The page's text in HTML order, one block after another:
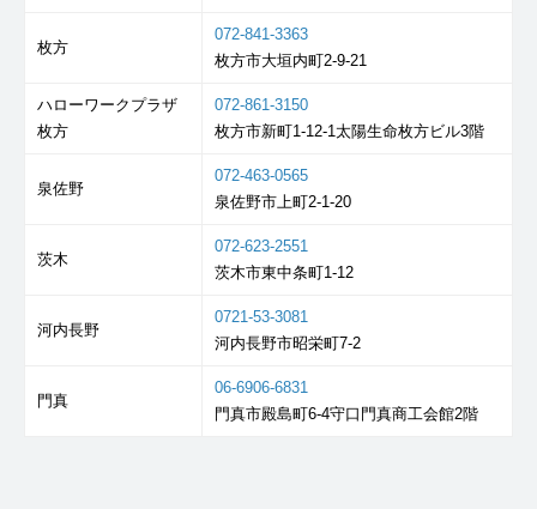
枚方
072-841-3363
枚方市大垣内町2-9-21
ハローワークプラザ
枚方
072-861-3150
枚方市新町1-12-1太陽生命枚方ビル3階
泉佐野
072-463-0565
泉佐野市上町2-1-20
茨木
072-623-2551
茨木市東中条町1-12
河内長野
0721-53-3081
河内長野市昭栄町7-2
門真
06-6906-6831
門真市殿島町6-4守口門真商工会館2階